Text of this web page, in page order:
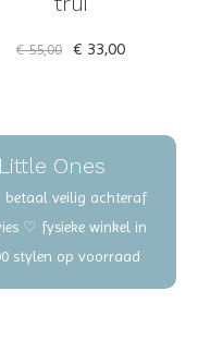
€ 55,00 € 33,00
Ones
betaal veilig achteraf
♡ fysieke winkel in
stylen op voorraad